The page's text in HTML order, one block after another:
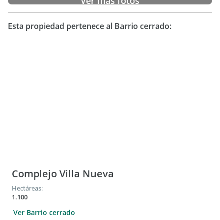
Jardín con salida a la laguna.
Riego automatizado por aspersión.
Esta propiedad pertenece al Barrio cerrado:
Complejo Villa Nueva
Hectáreas:
1.100
Ver Barrio cerrado